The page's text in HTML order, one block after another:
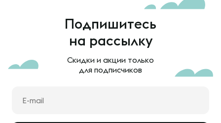
Подпишитесь
на рассылку
Скидки и акции только
для подписчиков